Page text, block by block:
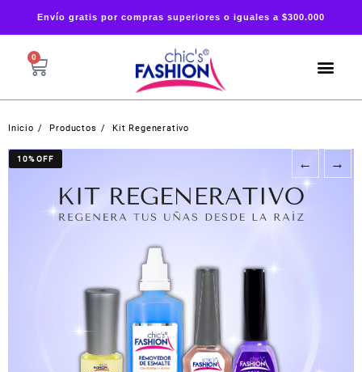
Envío gratis por compras superiores o iguales a $300.000
0
Inicio Productos Kit Regenerativo
10% OFF ← →
10% OFF